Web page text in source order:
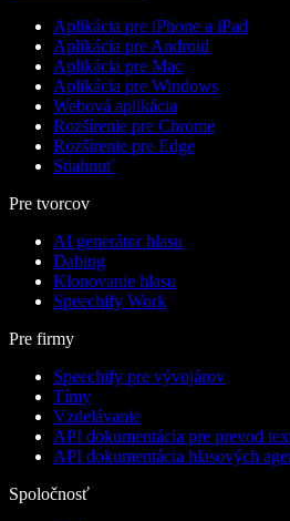
Aplikácia pre iPhone a iPad
Aplikácia pre Android
Aplikácia pre Mac
Aplikácia pre Windows
Webová aplikácia
Rozšírenie pre Chrome
Rozšírenie pre Edge
Stiahnuť
Pre tvorcov
AI generátor hlasu
Dabing
Klonovanie hlasu
Speechify Work
Pre firmy
Speechify pre vývojárov
Tímy
Vzdelávanie
API dokumentácia pre prevod
API dokumentácia hlasových
Spoločnosť